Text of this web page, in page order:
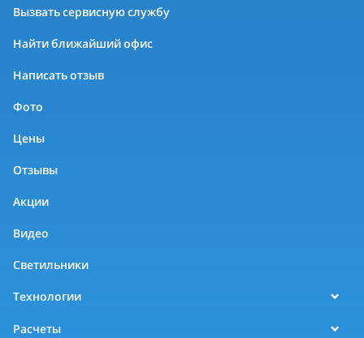
Вызвать сервисную службу
Найти ближайший офис
Написать отзыв
Фото
Цены
Отзывы
Акции
Видео
Светильники
Технологии
Расчеты